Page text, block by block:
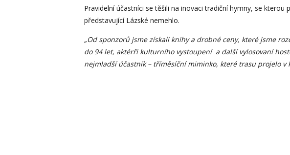
Pravidelní účastníci se těšili na inovaci tradiční hymny, se
představující Lázské nemehlo.
„Od sponzorů jsme získali knihy a drobné ceny, které jsme
do 94 let, aktérři kulturního vystoupení a další vylosovaní
nejmladší účastník – tříměsíční miminko, které trasu projelo v